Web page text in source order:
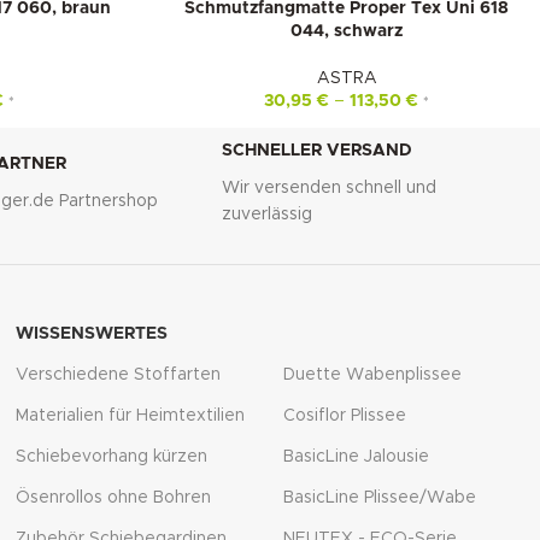
060, braun
*
Schmutzfangmatte Proper Tex Uni 618
044, schwarz
ASTRA
30,95€ – 113,50€ *
Partnershop
SCHNELLER VERSAND
Wir versenden schnell und
zuverlässig
WISSENSWERTES
Verschiedene Stoffarten
Materialien für Heimtextilien
Schiebevorhang kürzen
Ösenrollos ohne Bohren
Duette Wabenplissee
Cosiflor Plissee
BasicLine Jalousie
BasicLine Plissee/Wabe